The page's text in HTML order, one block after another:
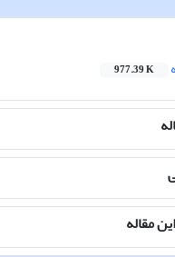
977.39 K
مقاله